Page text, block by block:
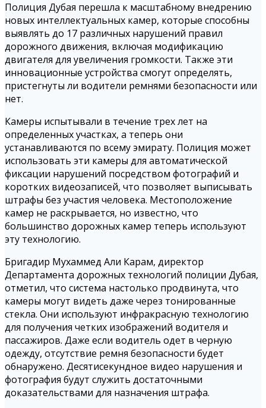
Полиция Дубая перешла к масштабному внедрению
новых интеллектуальных камер, которые способны
выявлять до 17 различных нарушений правил
дорожного движения, включая модификацию
двигателя для увеличения громкости. Также эти
инновационные устройства смогут определять,
пристегнуты ли водители ремнями безопасности или
нет.
Камеры испытывали в течение трех лет на
определенных участках, а теперь они
устанавливаются по всему эмирату. Полиция может
использовать эти камеры для автоматической
фиксации нарушений посредством фотографий и
коротких видеозаписей, что позволяет выписывать
штрафы без участия человека. Местоположение
камер не раскрывается, но известно, что
большинство дорожных камер теперь используют
эту технологию.
Бригадир Мухаммед Али Карам, директор
Департамента дорожных технологий полиции Дубая,
отметил, что система настолько продвинута, что
камеры могут видеть даже через тонированные
стекла. Они используют инфракрасную технологию
для получения четких изображений водителя и
пассажиров. Даже если водитель одет в черную
одежду, отсутствие ремня безопасности будет
обнаружено. Десятисекундное видео нарушения и
фотография будут служить достаточными
доказательствами для назначения штрафа.